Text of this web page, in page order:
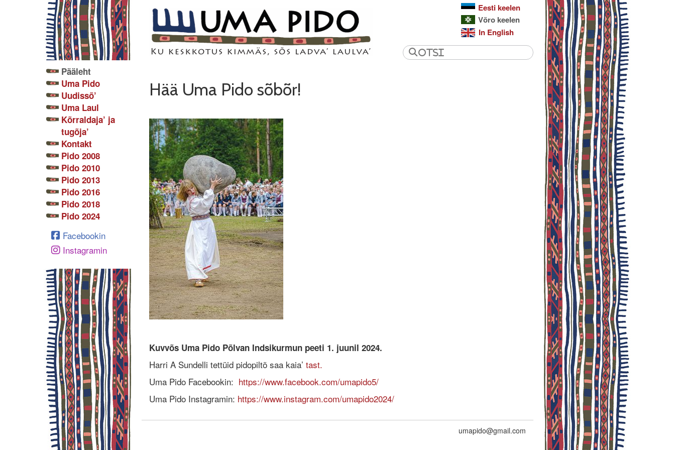
Eesti keelen
Võro keelen
In English
Pääleht
Uma Pido
Uudissõ’
Uma Laul
Kõrraldaja’ ja
tugõja’
Kontakt
Pido 2008
Pido 2010
Pido 2013
Pido 2016
Pido 2018
Pido 2024
Facebookin
Instagramin
Hää Uma Pido sõbõr!
Kuvvõs Uma Pido Põlvan Indsikurmun peeti 1. juunil 2024.
Harri A Sundelli tettüid pidopiltõ saa kaia’ tast.
Uma Pido Facebookin: https://www.facebook.com/umapido5/
Uma Pido Instagramin: https://www.instagram.com/umapido2024/
umapido@gmail.com